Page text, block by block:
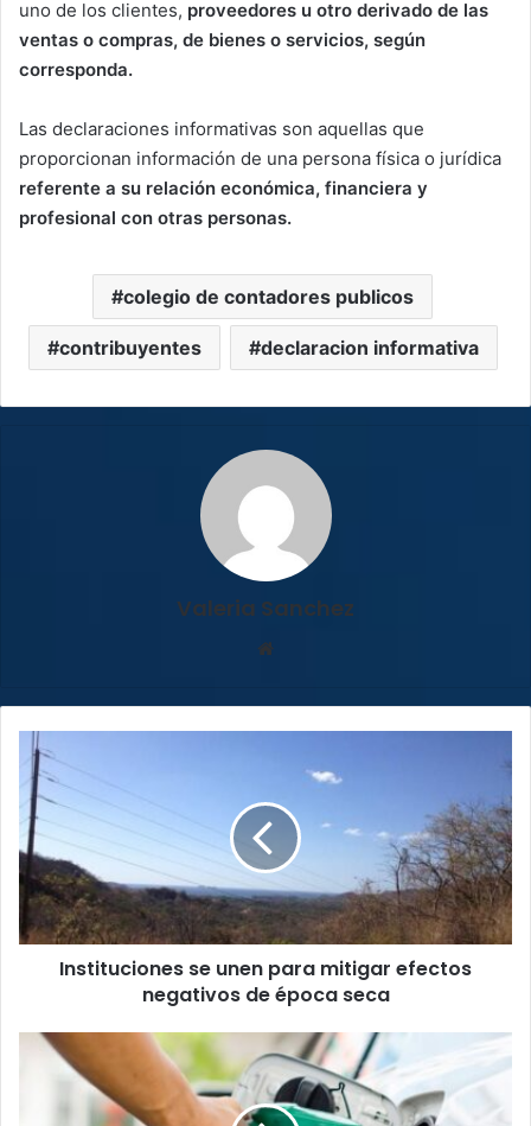
uno de los clientes, proveedores u otro derivado de las
ventas o compras, de bienes o servicios, según
corresponda.
Las declaraciones informativas son aquellas que
proporcionan información de una persona física o jurídica
referente a su relación económica, financiera y
profesional con otras personas.
colegio de contadores publicos
contribuyentes declaracion informativa
Valeria Sanchez
Instituciones
se
unen
para
mitigar
efectos
negativos
de
época
Instituciones se unen para mitigar efectos
negativos de época seca
Alvarado
rechaza